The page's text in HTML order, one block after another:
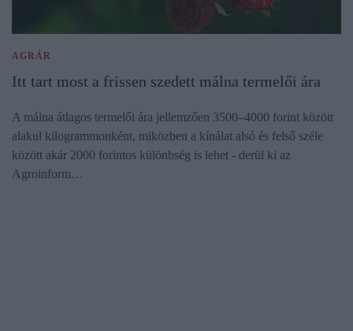
AGRÁR
Itt tart most a frissen szedett málna termelői ára
A málna átlagos termelői ára jellemzően 3500–4000 forint között
alakul kilogrammonként, miközben a kínálat alsó és felső széle
között akár 2000 forintos különbség is lehet - derül ki az
Agroinform…